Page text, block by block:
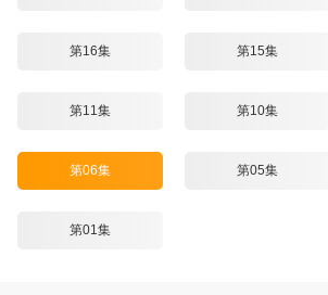
第16集 第15集
第11集 第10集
第06集 第05集
第01集